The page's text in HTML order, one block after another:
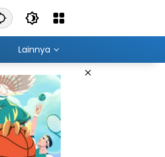
Lainnya
×